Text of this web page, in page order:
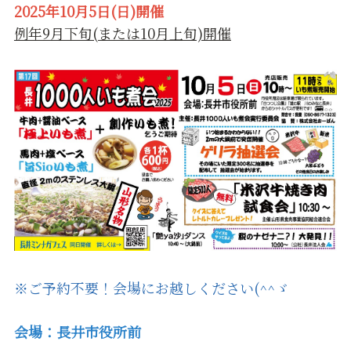
2025年10月5日(日)開催
例年9月下旬(または10月上旬)開催
※ご予約不要！会場にお越しください(^^ゞ
会場：長井市役所前